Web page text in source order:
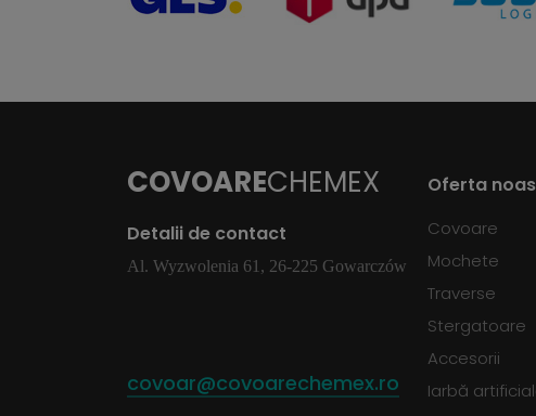
COVOARECHEMEX
Detalii de contact
Al. Wyzwolenia 61, 26-225 Gowarczów
covoar@covoarechemex.ro
Oferta
Covoare
Mochete
Traverse
Stergatoare
Accesorii
Iarbă